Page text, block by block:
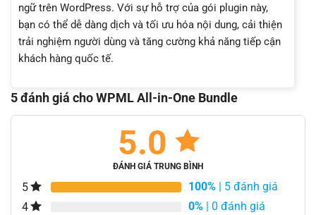
ngữ trên WordPress. Với sự hỗ trợ của gói plugin này,
bạn có thể dễ dàng dịch và tối ưu hóa nội dung, cải thiện
trải nghiệm người dùng và tăng cường khả năng tiếp cận
khách hàng quốc tế.
5 đánh giá choWPML All-in-One Bundle
5.0
ĐÁNH GIÁ TRUNG BÌNH
5 100% | 5 đánh giá
4
0% | 0 đánh giá